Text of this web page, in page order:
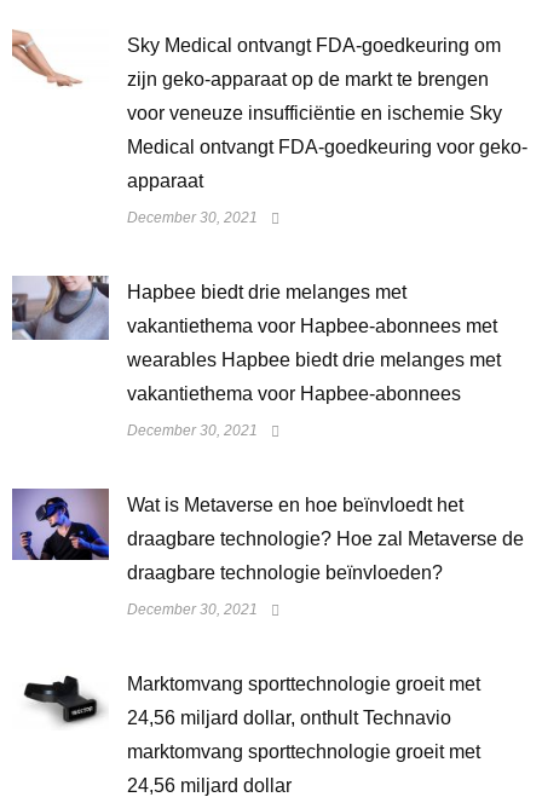
Sky Medical ontvangt FDA-goedkeuring om
zijn geko-apparaat op de markt te brengen
voor veneuze insufficiëntie en ischemie Sky
Medical ontvangt FDA-goedkeuring voor geko-
apparaat
December 30, 2021
Hapbee biedt drie melanges met
vakantiethema voor Hapbee-abonnees met
wearables Hapbee biedt drie melanges met
vakantiethema voor Hapbee-abonnees
December 30, 2021
Wat is Metaverse en hoe beïnvloedt het
draagbare technologie? Hoe zal Metaverse de
draagbare technologie beïnvloeden?
December 30, 2021
Marktomvang sporttechnologie groeit met
24,56 miljard dollar, onthult Technavio
marktomvang sporttechnologie groeit met
24,56 miljard dollar